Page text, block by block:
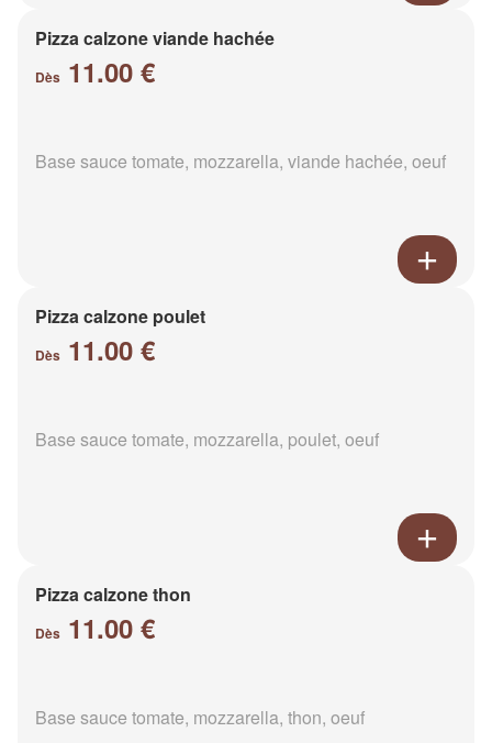
Pizza calzone viande hachée
Dès 11.00 €
Base sauce tomate, mozzarella, viande hachée, oeuf
Pizza calzone poulet
Dès 11.00 €
Base sauce tomate, mozzarella, poulet, oeuf
Pizza calzone thon
Dès 11.00 €
Base sauce tomate, mozzarella, thon, oeuf